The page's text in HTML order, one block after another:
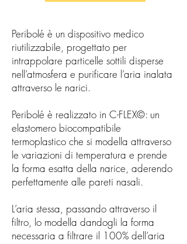
Peribolé è un dispositivo medico
riutilizzabile, progettato per
intrappolare particelle sottili disperse
nell’atmosfera e purificare l’aria inalata
attraverso le narici.
Peribolé è realizzato in C-FLEX©: un
elastomero biocompatibile
termoplastico che si modella attraverso
le variazioni di temperatura e prende
la forma esatta della narice, aderendo
perfettamente alle pareti nasali.
L’aria stessa, passando attraverso il
filtro, lo modella dandogli la forma
necessaria a filtrare il 100% dell’aria